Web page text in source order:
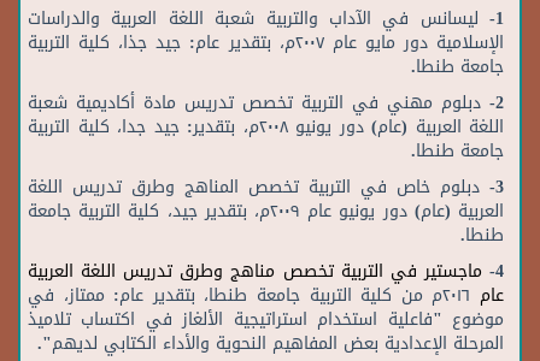
1- ليسانس في الآداب والتربية شعبة اللغة العربية والدراسات
الإسلامية دور مايو عام ٢٠٠٧م، بتقدير عام: جيد جذا، كلية التربية
جامعة طنطا.
2- دبلوم مهني في التربية تخصص تدريس مادة أكاديمية شعبة
اللغة العربية (عام) دور يونيو ۲۰۰۸م، بتقدير: جيد جدا، كلية التربية
جامعة طنطا.
3- دبلوم خاص في التربية تخصص المناهج وطرق تدريس اللغة
العربية (عام) دور يونيو عام ٢٠٠٩م، بتقدير جيد، كلية التربية جامعة
طنطا.
4- ماجستير في التربية تخصص مناهج وطرق تدريس اللغة العربية
عام ۲۰۱٦م من كلية التربية جامعة طنطا، بتقدير عام: ممتاز، في
موضوع "فاعلية استخدام استراتيجية الألغاز في اكتساب تلاميذ
المرحلة الإعدادية بعض المفاهيم النحوية والأداء الكتابي لديهم".